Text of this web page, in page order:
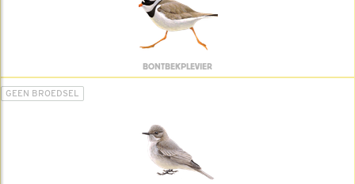
BONTBEKPLEVIER
GEEN BROEDSEL